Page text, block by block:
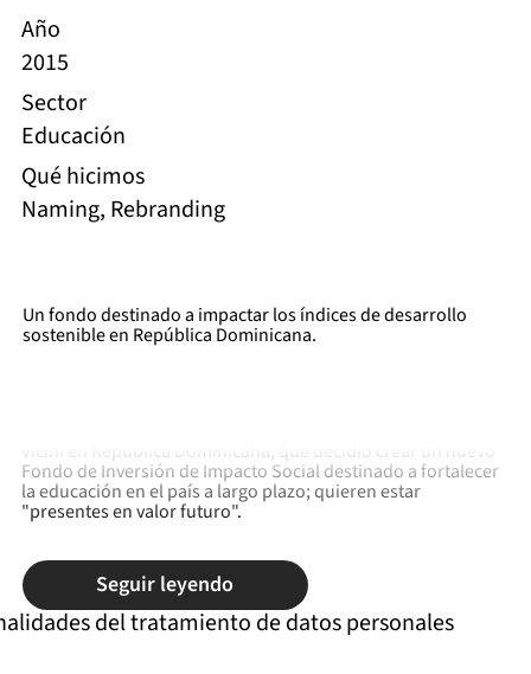
Año
2015
Sector
Educación
Qué hicimos
Naming, Rebranding
Un fondo destinado a impactar los índices de desarrollo
sostenible en República Dominicana.
Vicini en República Dominicana, que decidió crear un nuevo
Fondo de Inversión de Impacto Social destinado a fortalecer
la educación en el país a largo plazo; quieren estar
"presentes en valor futuro".
Seguir leyendo
del tratamiento de datos personales